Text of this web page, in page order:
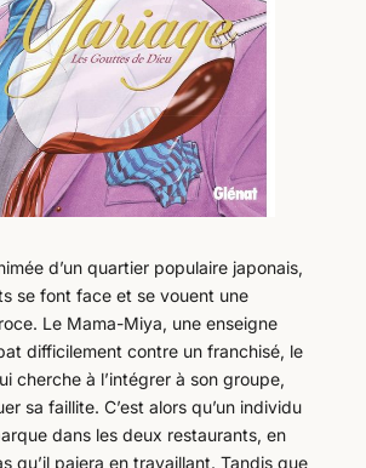
d’un quartier populaire japonais,
se font face et se vouent une
Le Mama-Miya, une enseigne
difficilement contre un franchisé, le
cherche à l’intégrer à son groupe,
sa faillite. C’est alors qu’un individu
dans les deux restaurants, en
qu’il paiera en travaillant. Tandis que